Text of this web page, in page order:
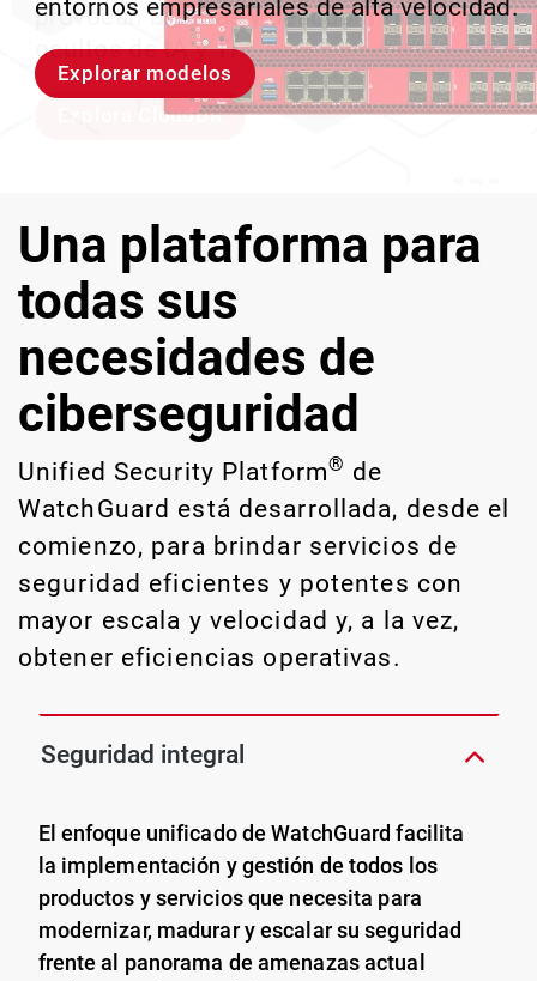
entornos empresariales de alta velocidad.
Explorar modelos
provocan brechas y descubrir riesgos
ocultos de IA y TI.
Explora CloudDR
escalar sin perder ningún pas
Conozcan a Rai
crecimiento escalable.
Conozca WatchGuard EDR
Una plataforma para
todas sus
necesidades de
ciberseguridad
Unified Security Platform® de
WatchGuard está desarrollada, desde el
comienzo, para brindar servicios de
seguridad eficientes y potentes con
mayor escala y velocidad y, a la vez,
obtener eficiencias operativas.
Seguridad integral
El enfoque unificado de WatchGuard facilita
la implementación y gestión de todos los
productos y servicios que necesita para
modernizar, madurar y escalar su seguridad
frente al panorama de amenazas actual